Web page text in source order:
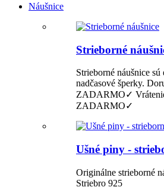
Náušnice
Strieborné
Strieborné náušnice sú
nadčasové šperky.
ZADARMO✓
ZADARMO✓
Ušné piny -
Originálne strieborné
Striebro 925